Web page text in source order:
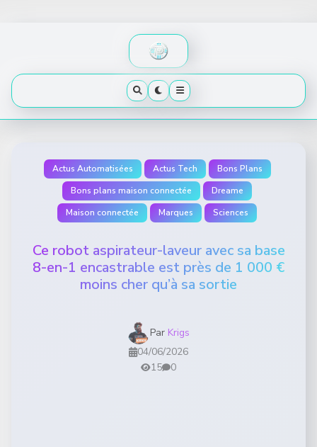
Actus Automatisées Actus Tech
Bons Plans
Bons plans maison connectée
Dreame
Maison connectée
Marques Sciences
Ce robot aspirateur-laveur avec sa base
8-en-1 encastrable est près de 1 000 €
moins cher qu’à sa sortie
Par Krigs
04/06/2026
15
0